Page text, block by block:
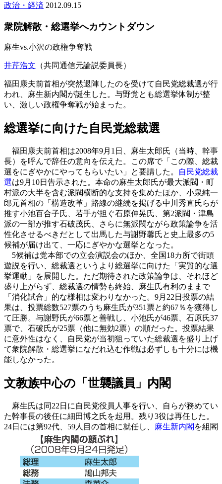
政治・経済 2012.09.15
衆院解散・総選挙へカウントダウン
麻生vs.小沢の政権争奪戦
井芹浩文 （共同通信元論説委員長）
福田康夫前首相が突然退陣したのを受けて自民党総裁選が行
われ、麻生新内閣が誕生した。与野党とも総選挙体制が整
い、激しい政権争奪戦が始まった。
総選挙に向けた自民党総裁選
福田康夫前首相は2008年9月1日、麻生太郎氏（当時、幹事
長）を呼んで辞任の意向を伝えた。この席で「この際、総裁
選をにぎやかにやってもらいたい」と要請した。
自民党総裁
選は9月10日告示された。本命の麻生太郎氏が最大派閥・町
村派の大半を含む派閥横断的な支持を集めたほか、小泉純一
郎元首相の「構造改革」路線の継続を掲げる中川秀直氏らが
推す小池百合子氏、若手が担ぐ石原伸晃氏、第2派閥・津島
派の一部が推す石破茂氏、さらに無派閥ながら政策論争を活
性化させるべきだとして出馬した与謝野馨氏と史上最多の5
候補が届け出て、一応にぎやかな選挙となった。
5候補は党本部での立会演説会のほか、全国18カ所で街頭
遊説を行い、総裁選というより総選挙に向けた「実質的な選
挙運動」を展開した。ただ期待された政策論争は、それほど
盛り上がらず、総裁選の情勢も終始、麻生氏有利のままで
「消化試合」的な様相は変わりなかった。9月22日投票の結
果は、投票総数527票のうち麻生氏が351票と約67％を獲得し
て圧勝。与謝野氏が66票と善戦し、小池氏が46票、石原氏37
票で、石破氏が25票（他に無効2票）の順だった。投票結果
に意外性はなく、自民党が当初狙っていた総裁選を盛り上げ
て衆院解散・総選挙になだれ込む作戦は必ずしも十分には機
能しなかった。
文教族中心の「世襲議員」内閣
麻生氏は同22日に自民党役員人事を行い、自らが務めてい
た幹事長の後任に細田博之氏を起用。残り3役は再任した。
24日には第92代、59人目の首相に就任し、 麻生新内閣 を組閣